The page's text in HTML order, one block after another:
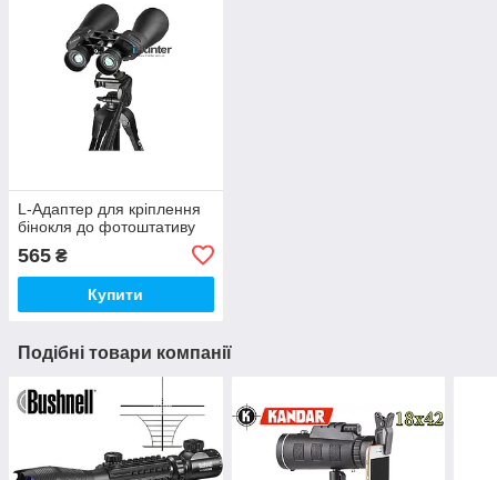
L-Адаптер для кріплення
бінокля до фотоштативу
565 ₴
Купити
Подібні товари компанії